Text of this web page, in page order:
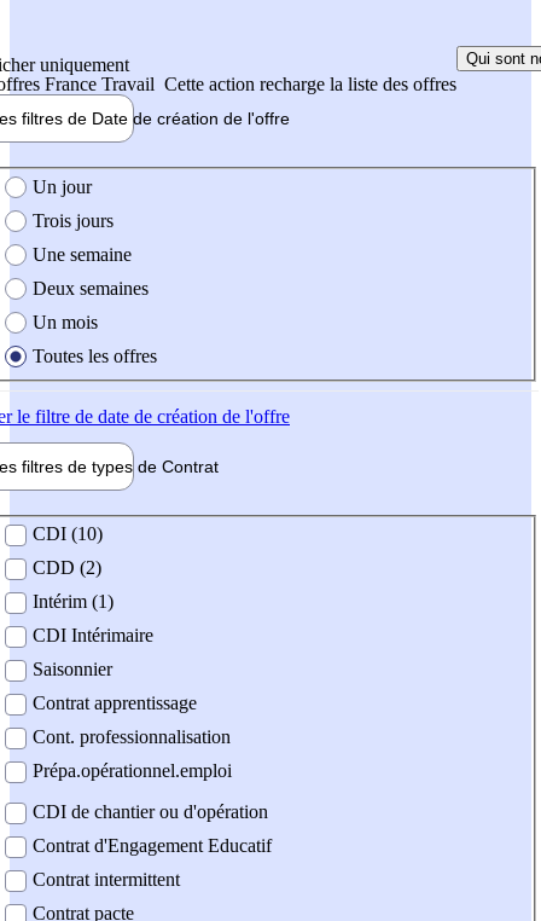
uniquement
France Travail Cette action recharge la liste des offres
Qui sont
filtres de Date de création de l'offre
création de l'offre
Un jour
Trois jours
Une semaine
Deux semaines
Un mois
Toutes les offres
le filtre de date de création de l'offre
filtres de types de Contrat
contrat
CDI (10)
CDD (2)
Intérim (1)
CDI Intérimaire
Saisonnier
Contrat apprentissage
Cont. professionnalisation
Prépa.opérationnel.emploi
CDI de chantier ou d'opération
Contrat d'Engagement Educatif
Contrat intermittent
Contrat pacte